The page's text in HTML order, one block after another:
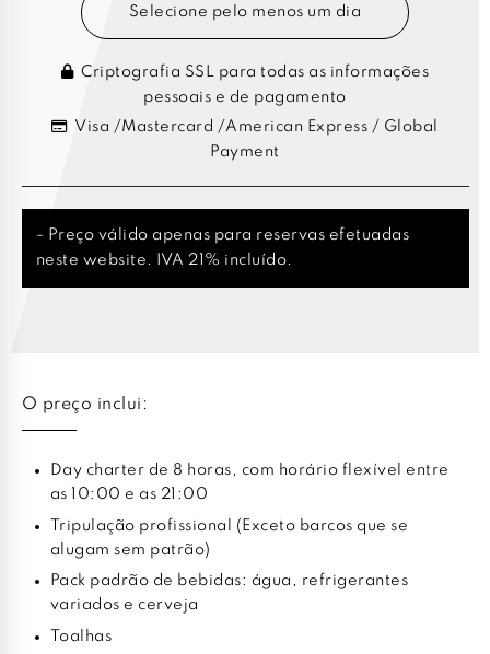
Selecione pelo menos um dia
Criptografia SSL para todas as informações
pessoais e de pagamento
Visa /Mastercard /American Express / Global
Payment
- Preço válido apenas para reservas efetuadas
neste website. IVA 21% incluído.
O preço inclui:
Day charter de 8 horas, com horário flexível entre
as 10:00 e as 21:00
Tripulação profissional (Exceto barcos que se
alugam sem patrão)
Pack padrão de bebidas: água, refrigerantes
variados e cerveja
Toalhas